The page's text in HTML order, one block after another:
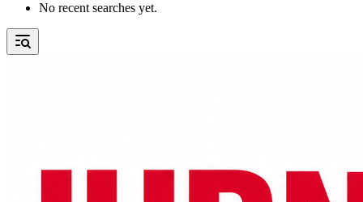
No recent searches yet.